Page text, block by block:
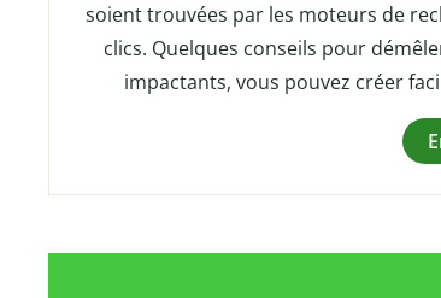
soient trouvées par les moteurs de
clics. Quelques conseils pour
impactants, vous pouvez créer